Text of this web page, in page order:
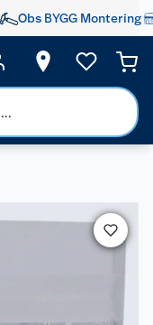
Obs BYGG Montering